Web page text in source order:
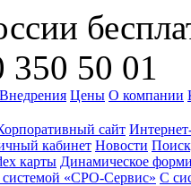
350 50 01
Внедрения Цены О компании
сайт
кабинет Новости
карты Динамическое
«СРО-Сервис» С